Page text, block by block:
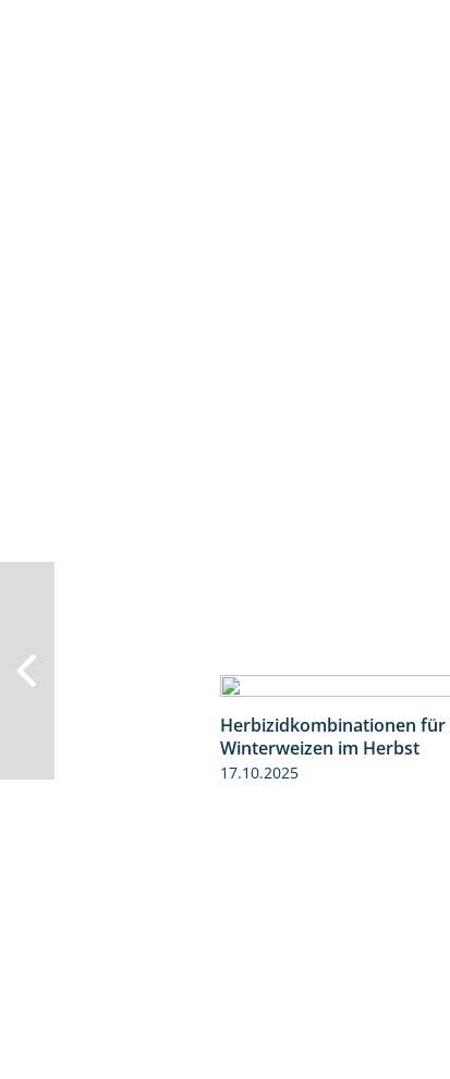
Herbizidkombinationen für
Winterweizen im Herbst
17.10.2025